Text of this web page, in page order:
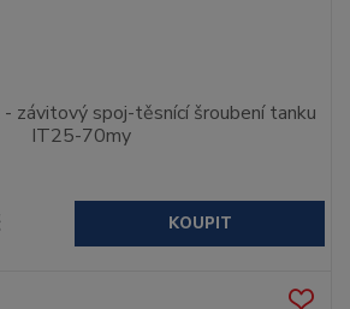
závitový spoj-těsnící šroubení tanku
IT25-70my
KOUPIT